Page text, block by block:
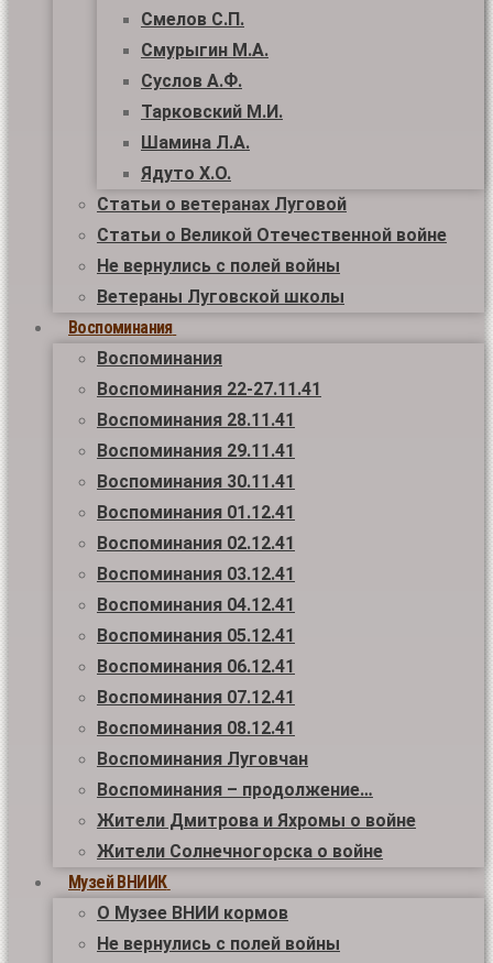
Смелов С.П.
Смурыгин М.А.
Суслов А.Ф.
Тарковский М.И.
Шамина Л.А.
Ядуто Х.О.
Статьи о ветеранах Луговой
Статьи о Великой Отечественной войне
Не вернулись с полей войны
Ветераны Луговской школы
Воспоминания
Воспоминания
Воспоминания 22-27.11.41
Воспоминания 28.11.41
Воспоминания 29.11.41
Воспоминания 30.11.41
Воспоминания 01.12.41
Воспоминания 02.12.41
Воспоминания 03.12.41
Воспоминания 04.12.41
Воспоминания 05.12.41
Воспоминания 06.12.41
Воспоминания 07.12.41
Воспоминания 08.12.41
Воспоминания Луговчан
Воспоминания – продолжение…
Жители Дмитрова и Яхромы о войне
Жители Солнечногорска о войне
Музей ВНИИК
О Музее ВНИИ кормов
Не вернулись с полей войны